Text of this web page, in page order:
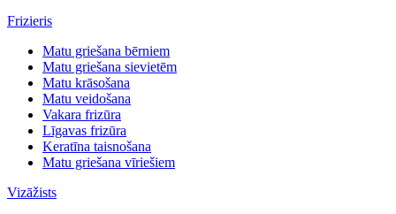
Frizieris
Matu griešana bērniem
Matu griešana sievietēm
Matu krāsošana
Matu veidošana
Vakara frizūra
Līgavas frizūra
Keratīna taisnošana
Matu griešana vīriešiem
Vizāžists